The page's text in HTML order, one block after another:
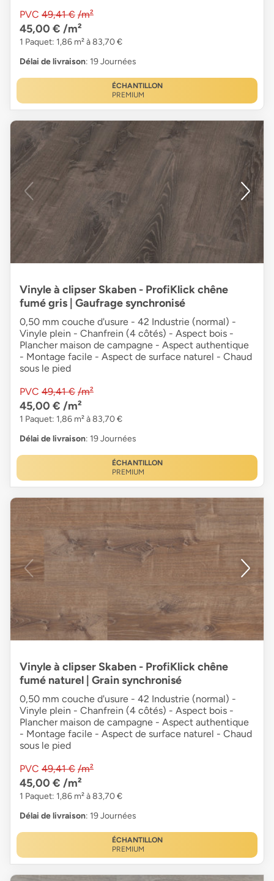
PVC 49,41 € /m²
45,00 € /m²
1 Paquet: 1,86 m² à 83,70 €
Délai de livraison: 19 Journées
ÉCHANTILLON
PREMIUM
Vinyle à clipser Skaben - ProfiKlick chêne
fumé gris | Gaufrage synchronisé
0,50 mm couche d'usure - 42 Industrie (normal) -
Vinyle plein - Chanfrein (4 côtés) - Aspect bois -
Plancher maison de campagne - Aspect authentique
- Montage facile - Aspect de surface naturel - Chaud
sous le pied
PVC 49,41 € /m²
45,00 € /m²
1 Paquet: 1,86 m² à 83,70 €
Délai de livraison: 19 Journées
ÉCHANTILLON
PREMIUM
Vinyle à clipser Skaben - ProfiKlick chêne
fumé naturel | Grain synchronisé
0,50 mm couche d'usure - 42 Industrie (normal) -
Vinyle plein - Chanfrein (4 côtés) - Aspect bois -
Plancher maison de campagne - Aspect authentique
- Montage facile - Aspect de surface naturel - Chaud
sous le pied
PVC 49,41 € /m²
45,00 € /m²
1 Paquet: 1,86 m² à 83,70 €
Délai de livraison: 19 Journées
ÉCHANTILLON
PREMIUM